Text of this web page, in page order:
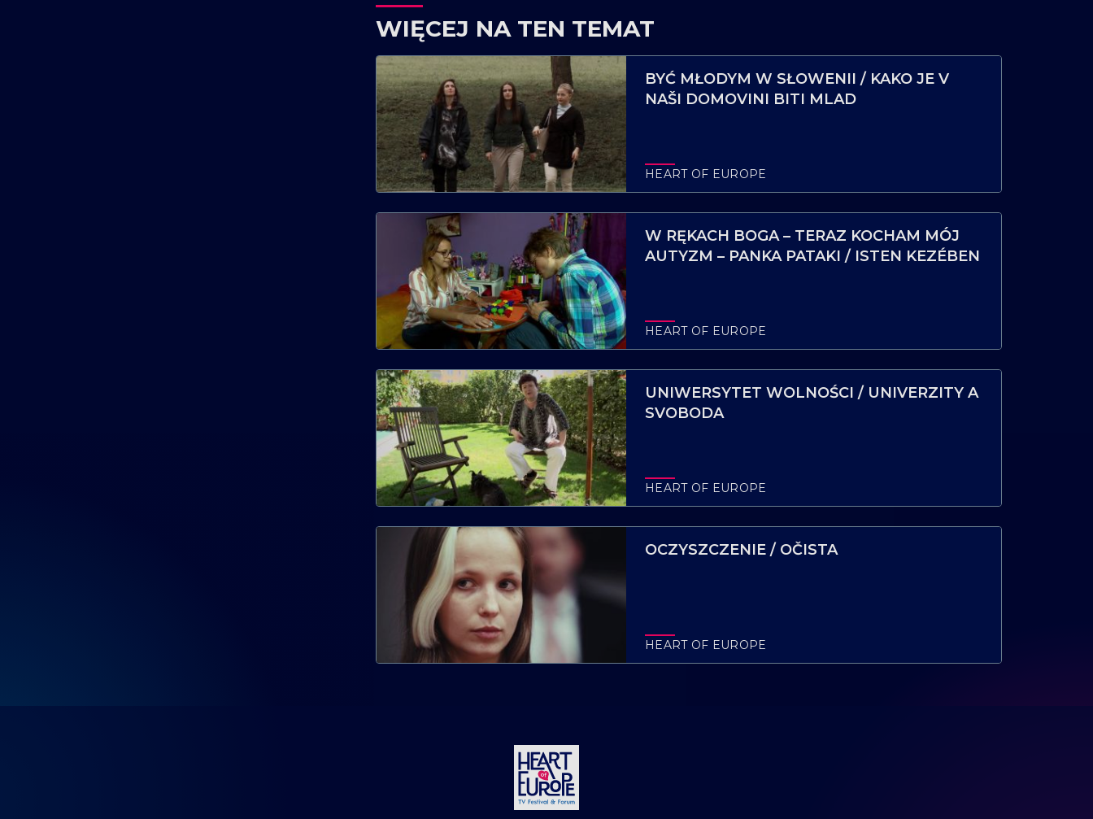
WIĘCEJ NA TEN TEMAT
BYĆ MŁODYM W SŁOWENII / KAKO JE V
NAŠI DOMOVINI BITI MLAD
HEART OF EUROPE
W RĘKACH BOGA – TERAZ KOCHAM MÓJ
AUTYZM – PANKA PATAKI / ISTEN KEZÉBEN
HEART OF EUROPE
UNIWERSYTET WOLNOŚCI / UNIVERZITY A
SVOBODA
HEART OF EUROPE
OCZYSZCZENIE / OČISTA
HEART OF EUROPE